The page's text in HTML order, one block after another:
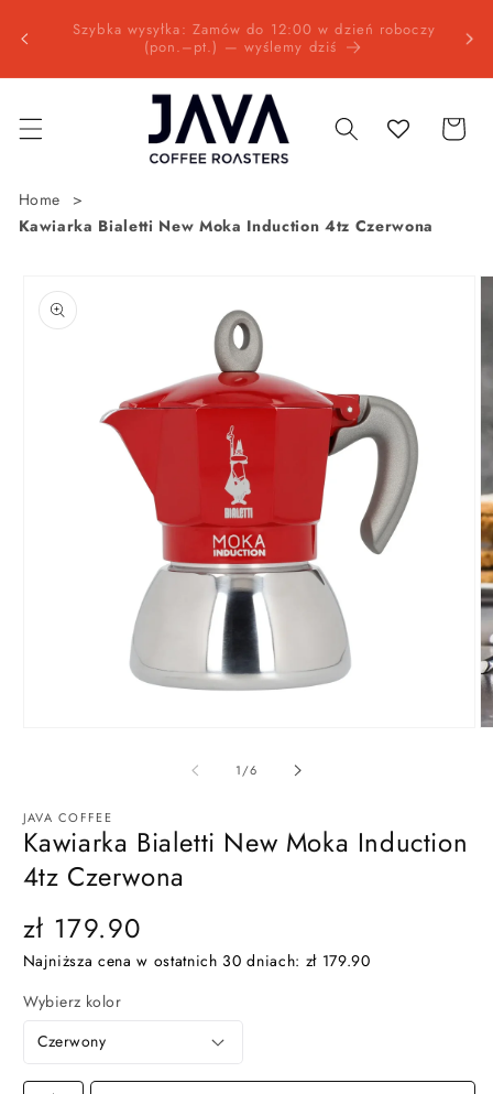
JAVA Coffee Roasters | Palarnia Kawy Specialty od
2001 roku
Koszyk
Home
Kawiarka Bialetti New Moka Induction 4tz Czerwona
Pomiń,
do
informacji
modalnym
1/z6
JAVA COFFEE
Kawiarka Bialetti New Moka Induction
4tz Czerwona
Cena
regularna
zł 179.90
Najniższa cena w ostatnich 30 dniach: zł 179.90
Wybierz kolor